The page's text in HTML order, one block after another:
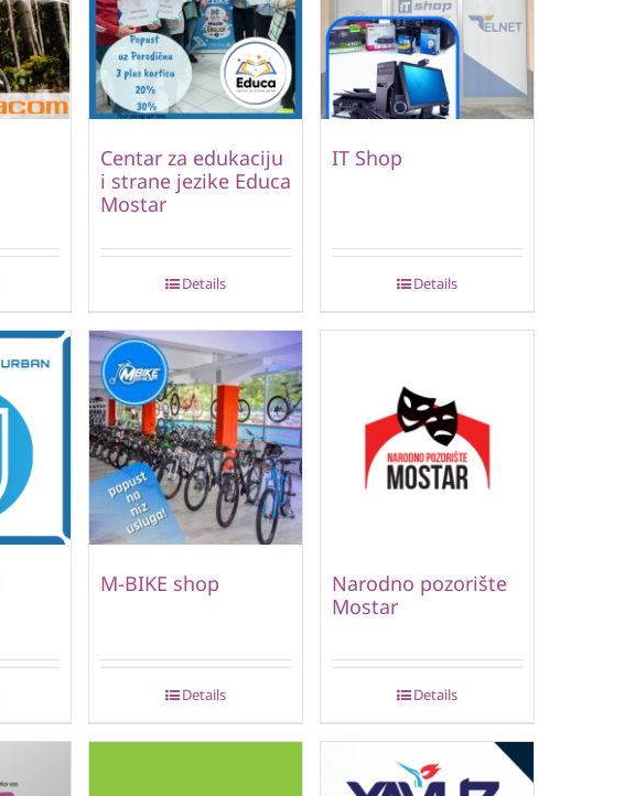
Centar za edukaciju
i strane jezike Educa
Mostar
Details
IT Shop
Details
M-BIKE shop
Details
Narodno pozorište
Mostar
Details